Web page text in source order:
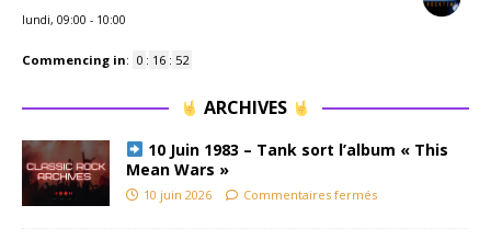
lundi, 09:00 - 10:00
Commencing in: 0 : 16 : 51
ARCHIVES
10 Juin 1983 – Tank sort l’album « This
Mean Wars »
10 juin 2026 Commentaires fermés